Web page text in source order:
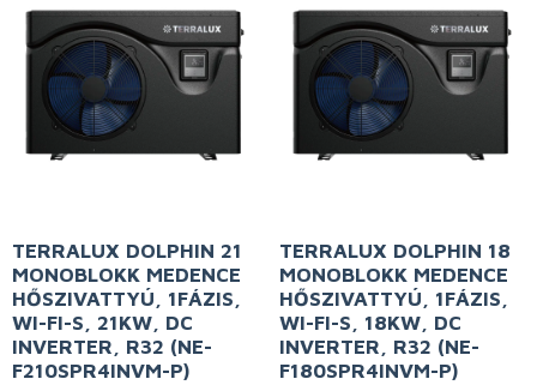
TERRALUX DOLPHIN 21
MONOBLOKK MEDENCE
HŐSZIVATTYÚ, 1FÁZIS,
WI-FI-S, 21KW, DC
INVERTER, R32 (NE-
F210SPR4INVM-P)
TERRALUX DOLPHIN 18
MONOBLOKK MEDENCE
HŐSZIVATTYÚ, 1FÁZIS,
WI-FI-S, 18KW, DC
INVERTER, R32 (NE-
F180SPR4INVM-P)